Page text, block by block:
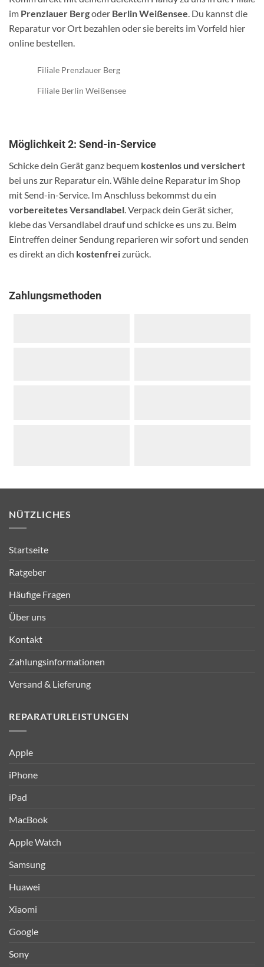
im Prenzlauer Bergoder Berlin Weißensee. Du kannst die
Reparatur vor Ort bezahlen oder sie bereits im Vorfeld hier
online bestellen.
Filiale Prenzlauer Berg
Filiale Berlin Weißensee
Möglichkeit 2: Send-in-Service
Schicke dein Gerät ganz bequem kostenlos und versichert
bei uns zur Reparatur ein. Wähle deine Reparatur im Shop
mit Send-in-Service. Im Anschluss bekommst du ein
vorbereitetes Versandlabel . Verpack dein Gerät sicher,
klebe das Versandlabel drauf und schicke es uns zu. Beim
Eintreffen deiner Sendung reparieren wir sofort und senden
es direkt an dich kostenfreizurück.
Zahlungsmethoden
NÜTZLICHES
Startseite
Ratgeber
Häufige Fragen
Über uns
Kontakt
Zahlungsinformationen
Versand & Lieferung
REPARATURLEISTUNGEN
Apple
iPhone
iPad
MacBook
Apple Watch
Samsung
Huawei
Xiaomi
Google
Sony